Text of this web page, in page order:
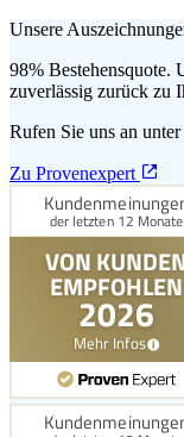
Unsere
98% Bestehensquote.
zuverlässig zurück zu
Rufen Sie uns an
Zu Provenexpert